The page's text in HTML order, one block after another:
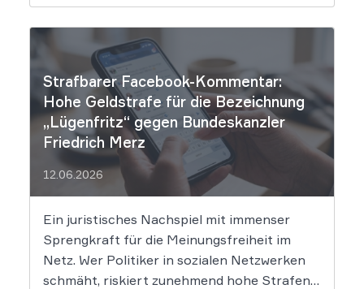
automatisierten KI-Zusammenfassungen
falsche Tatsachen verbreitet, greift die
unmittelbare Haftung des
Suchmaschinenbetreibers. Das Landgericht
München I (LG München I) hat in […]
Strafbarer Facebook-Kommentar:
Hohe Geldstrafe für die Bezeichnung
„Lügenfritz“ gegen Bundeskanzler
Friedrich Merz
12.06.2026
Ein juristisches Nachspiel mit immenser
Sprengkraft für die Meinungsfreiheit im
Netz. Wer Politiker in sozialen Netzwerken
schmäht, riskiert zunehmend hohe Strafen.